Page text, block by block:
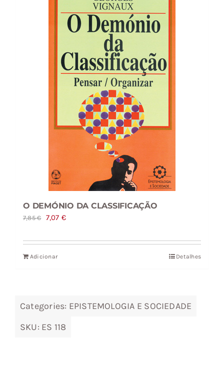
O DEMÓNIO DA CLASSIFICAÇÃO
7,85€
O
original
era:
7,07 €O
atual
Adicionar Detalhes
Categories: EPISTEMOLOGIA E SOCIEDADE
SKU: ES 118